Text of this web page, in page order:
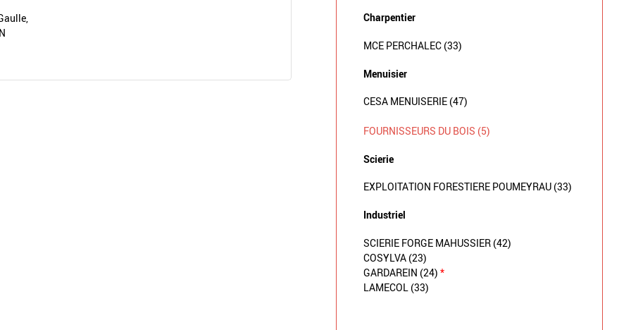
Charpentier
MCE PERCHALEC (33)
Menuisier
CESA MENUISERIE (47)
FOURNISSEURS DU BOIS (5)
Scierie
EXPLOITATION FORESTIERE POUMEYRAU (33)
Industriel
SCIERIE FORGE MAHUSSIER (42)
COSYLVA (23)
GARDAREIN (24) *
LAMECOL (33)